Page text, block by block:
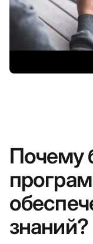
Почему
знаний?